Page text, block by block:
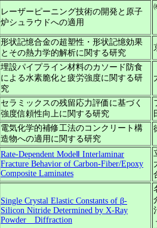
レーザーピーニング技術の開発と原子
炉シュラウドへの適用
形状記憶合金の超塑性・形状記憶効果
とその熱力学的解析に関する研究
埋設パイプライン材料のカソード防食
による水素脆化と疲労強度に関する研
究
セラミックスの残留応力評価に基づく
強度信頼性向上に関する研究
電気化学的補修工法のコンクリート構
造物への適用に関する研究
Rate-Dependent ModeⅡ Interlaminar
Fracture Behavior of Carbon-Fiber/Epoxy
Composite Laminates
Single Crystal Elastic Constants of β-
Silicon Nitride Determined by X-Ray
Powder Diffraction